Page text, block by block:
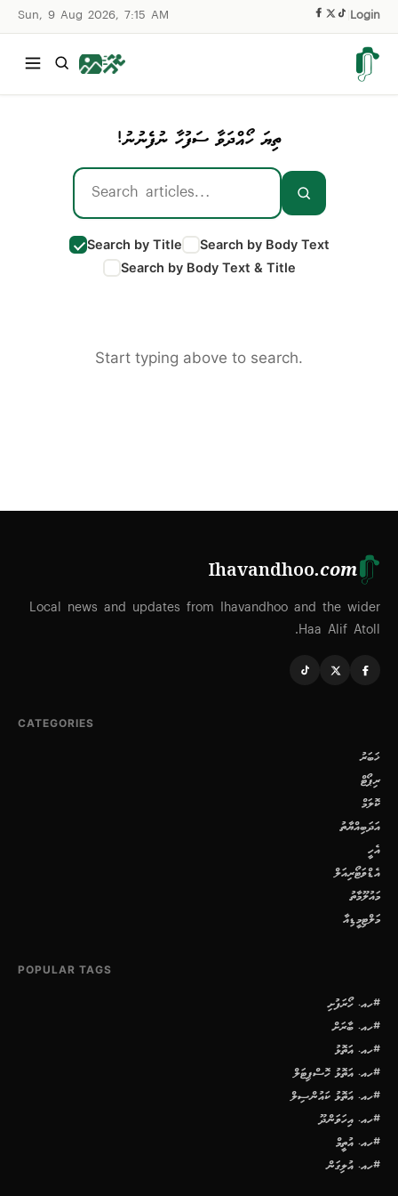
Sun, 9 Aug 2026, 7:15 AM Login
ތިޔަ ހޯއްދަވާ ސަފުހާ ނުފެނުނު!
Search by Title
Search by Body Text
Search by Body Text & Title
Start typing above to search.
Ihavandhoo.com
Local news and updates from Ihavandhoo and the wider
Haa Alif Atoll.
CATEGORIES
ޚަބަރު
ރިޕޯޓް
ކޮލަމް
އަދަބިއްޔާތު
އެހީ
އެޑްވަޓޯރިއަލް
މައުލޫމާތު
މަލްޓިމީޑިއާ
POPULAR TAGS
#ހއ. ހޯރަފުށި
#ހއ. ބާރަށް
#ހއ. އަތޮޅު
#ހއ. އަތޮޅު ހޮސްޕިޓަލް
#ހއ. އަތޮޅު ކައުންސިލް
#ހއ. އިހަވަންދޫ
#ހއ. އުތީމް
#ހއ. އުލިގަން